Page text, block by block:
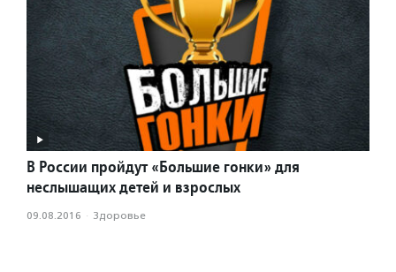
В России пройдут «Большие гонки» для
неслышащих детей и взрослых
09.08.2016 · Здоровье